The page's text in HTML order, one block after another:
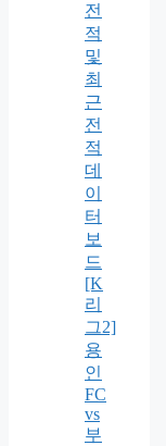
전
적
및
최
근
전
적
데
이
터
보
드
[K
리
그2]
용
인
FC
vs
부